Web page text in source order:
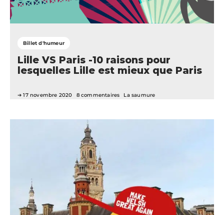
Billet d'humeur
Lille VS Paris -10 raisons pour
lesquelles Lille est mieux que Paris
17 novembre 2020 8 commentaires La saumure